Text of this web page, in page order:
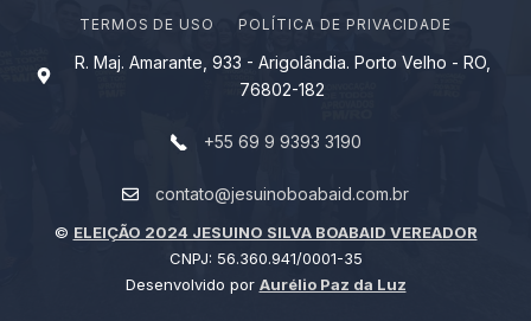
TERMOS DE USO
POLÍTICA DE PRIVACIDADE
R. Maj. Amarante, 933 - Arigolândia. Porto Velho - RO,
76802-182
+55 69 9 9393 3190
contato@jesuinoboabaid.com.br
© ELEIÇÃO 2024 JESUINO SILVA BOABAID VEREADOR
CNPJ: 56.360.941/0001-35
Desenvolvido por Aurélio Paz da Luz